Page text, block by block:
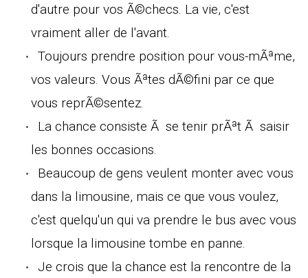
d'autre pour vos Ã©checs. La vie, c'est
vraiment aller de l'avant.
Toujours prendre position pour vous-mÃªme,
vos valeurs. Vous Ãªtes dÃ©fini par ce que
vous reprÃ©sentez.
La chance consiste Ã se tenir prÃªt Ã saisir
les bonnes occasions.
Beaucoup de gens veulent monter avec vous
dans la limousine, mais ce que vous voulez,
c'est quelqu'un qui va prendre le bus avec vous
lorsque la limousine tombe en panne.
Je crois que la chance est la rencontre de la